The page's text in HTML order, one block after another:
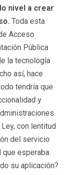
nivel a crear
Toda esta
Acceso
Pública
la tecnología
así, hace
tendría que
y
con lentitud
del servicio
esperaba.
su aplicación?